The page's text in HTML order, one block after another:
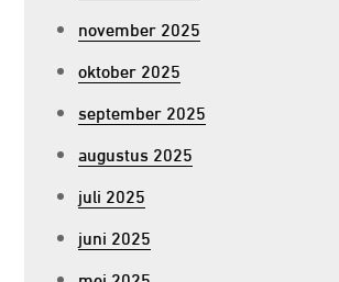
november 2025
oktober 2025
september 2025
augustus 2025
juli 2025
juni 2025